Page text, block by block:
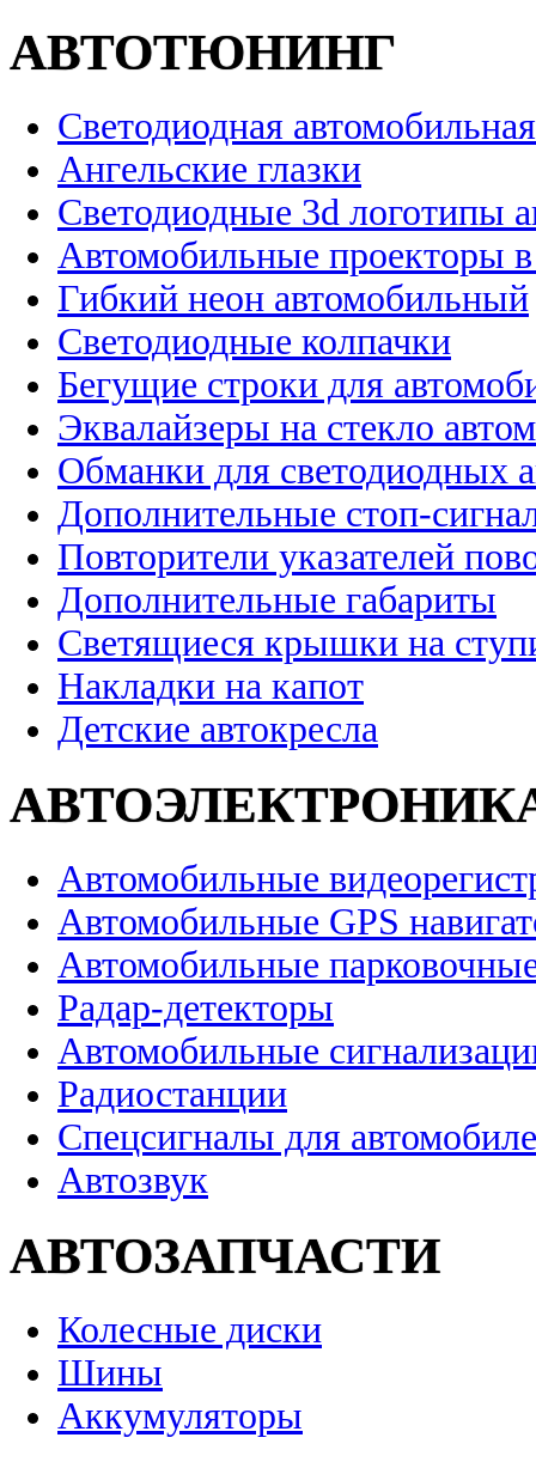
АВТОТЮНИНГ
Светодиодная
Ангельские глазки
Светодиодные 3d логотипы
Автомобильные проекторы
Гибкий неон автомобильный
Светодиодные колпачки
Бегущие строки для
Эквалайзеры на стекло
Обманки для светодиодных
Дополнительные стоп-
Повторители указателей
Дополнительные габариты
Светящиеся крышки на
Накладки на капот
Детские автокресла
Автомобильные
Автомобильные GPS
Автомобильные
Радар-детекторы
Автомобильные
Радиостанции
Спецсигналы для
Автозвук
АВТОЗАПЧАСТИ
Колесные диски
Шины
Аккумуляторы